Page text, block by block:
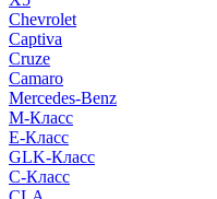
Chevrolet
Captiva
Cruze
Camaro
Mercedes-Benz
M-Класс
E-Класс
GLK-Класс
C-Класс